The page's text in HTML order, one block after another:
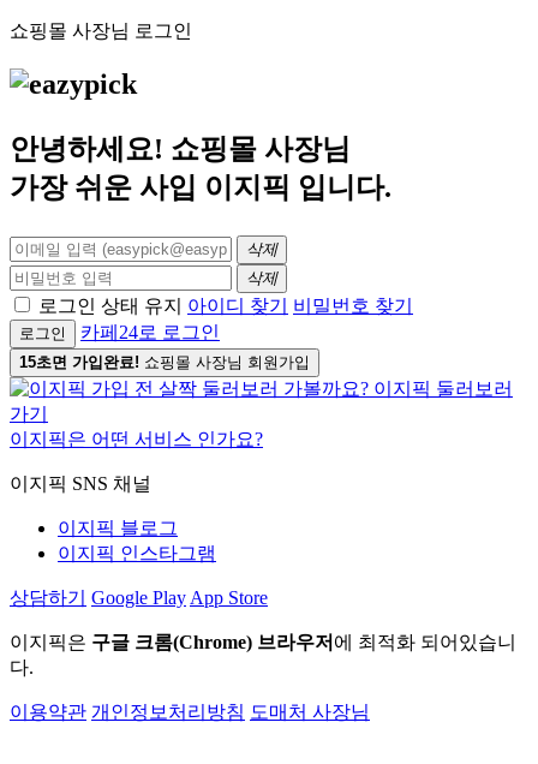
쇼핑몰 사장님 로그인
안녕하세요! 쇼핑몰 사장님
가장 쉬운 사입 이지픽 입니다.
삭제
삭제
로그인 상태 유지 아이디 찾기 비밀번호 찾기
로그인 카페24로 로그인
15초면 가입완료! 쇼핑몰 사장님 회원가입
이지픽은 어떤 서비스 인가요?
이지픽 SNS 채널
이지픽 블로그
이지픽 인스타그램
상담하기 Google Play App Store
이지픽은 구글 크롬(Chrome) 브라우저 에 최적화 되어있습니
다.
이용약관 개인정보처리방침 도매처 사장님